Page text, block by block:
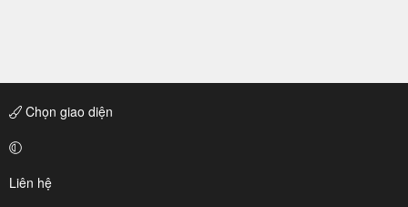
Chọn giao diện
Liên hệ